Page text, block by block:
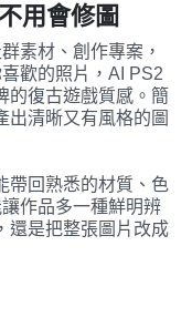
用會修圖
素材、創作專案，
歡的照片，AI PS2
的復古遊戲質感。簡
出清晰又有風格的圖
帶回熟悉的材質、色
作品多一種鮮明辨
，還是把整張圖片改成